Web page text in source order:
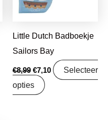
Little Dutch Badboekje
Sailors Bay
€8,99 €7,10
Selecteer
opties